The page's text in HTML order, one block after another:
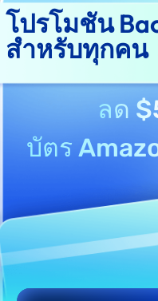
โปรโมชัน
สำหรับทุกคน
ลด
บัตร